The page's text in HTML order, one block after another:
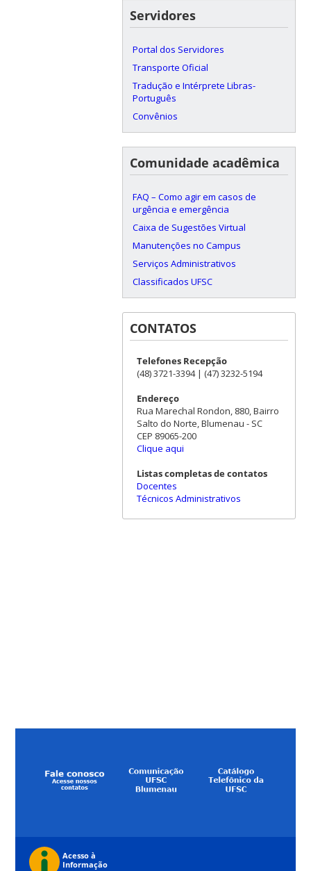
Servidores
Portal dos Servidores
Transporte Oficial
Tradução e Intérprete Libras-
Português
Convênios
Comunidade acadêmica
FAQ – Como agir em casos de
urgência e emergência
Caixa de Sugestões Virtual
Manutenções no Campus
Serviços Administrativos
Classificados UFSC
CONTATOS
Telefones Recepção
(48) 3721-3394 | (47) 3232-5194
Endereço
Rua Marechal Rondon, 880, Bairro
Salto do Norte, Blumenau - SC
CEP 89065-200
Clique aqui
Listas completas de contatos
Docentes
Técnicos Administrativos